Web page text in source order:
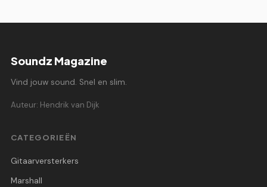
Soundz Magazine
Vind jouw sound. Snel en slim.
Auteur: Hendrik van Dijk
CATEGORIEËN
Gitaarversterkers
Marshall